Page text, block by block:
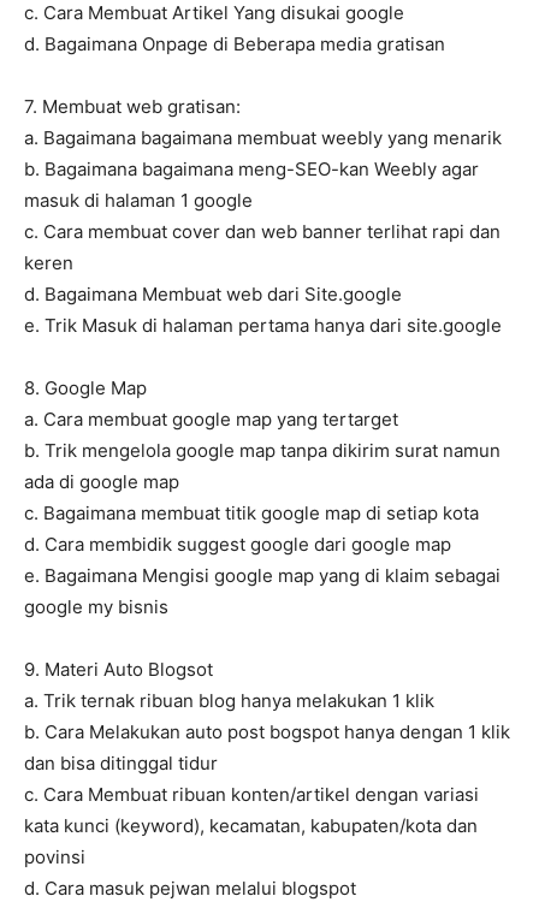
c. Cara Membuat Artikel Yang disukai google
d. Bagaimana Onpage di Beberapa media gratisan
7. Membuat web gratisan:
a. Bagaimana bagaimana membuat weebly yang menarik
b. Bagaimana bagaimana meng-SEO-kan Weebly agar
masuk di halaman 1 google
c. Cara membuat cover dan web banner terlihat rapi dan
keren
d. Bagaimana Membuat web dari Site.google
e. Trik Masuk di halaman pertama hanya dari site.google
8. Google Map
a. Cara membuat google map yang tertarget
b. Trik mengelola google map tanpa dikirim surat namun
ada di google map
c. Bagaimana membuat titik google map di setiap kota
d. Cara membidik suggest google dari google map
e. Bagaimana Mengisi google map yang di klaim sebagai
google my bisnis
9. Materi Auto Blogsot
a. Trik ternak ribuan blog hanya melakukan 1 klik
b. Cara Melakukan auto post bogspot hanya dengan 1 klik
dan bisa ditinggal tidur
c. Cara Membuat ribuan konten/artikel dengan variasi
kata kunci (keyword), kecamatan, kabupaten/kota dan
povinsi
d. Cara masuk pejwan melalui blogspot